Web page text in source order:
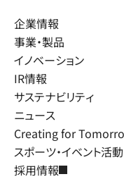
企業情報
事業・製品
イノベーション
IR情報
サステナビリティ
ニュース
Creating for
スポーツ・イベント活動
採用情報